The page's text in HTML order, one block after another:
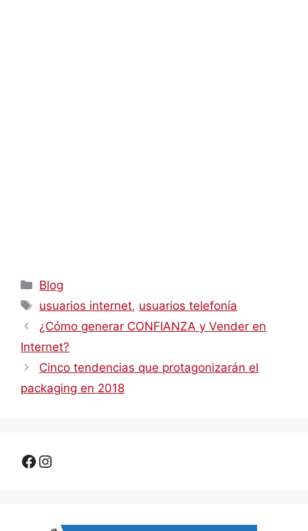
Categorías
Blog
Etiquetas
usuarios internet, usuarios telefonía
¿Cómo generar CONFIANZA y Vender en
Internet?
Cinco tendencias que protagonizarán el
packaging en 2018
Facebook
Instagram